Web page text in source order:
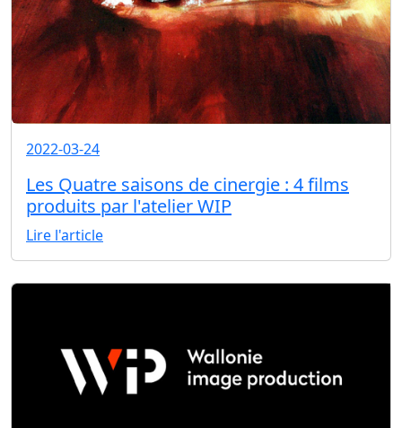
2022-03-24
Les Quatre saisons de cinergie : 4 films
produits par l'atelier WIP
Lire l'article